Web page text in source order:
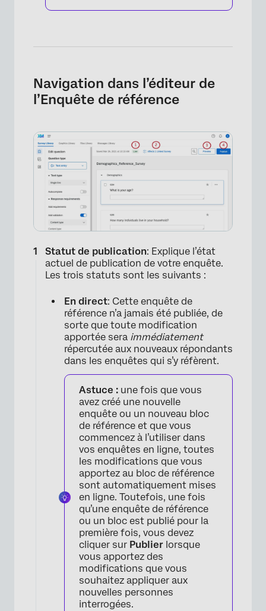
Navigation dans l’éditeur de
l’Enquête de référence
Statut de publication: Explique l’état
actuel de publication de votre enquête.
Les trois statuts sont les suivants :
En direct: Cette enquête de
référence n’a jamais été publiée, de
sorte que toute modification
apportée sera immédiatement
répercutée aux nouveaux répondants
dans les enquêtes qui s’y réfèrent.
Astuce : une fois que vous
avez créé une nouvelle
enquête ou un nouveau bloc
de référence et que vous
commencez à l’utiliser dans
vos enquêtes en ligne, toutes
les modifications que vous
apportez au bloc de référence
sont automatiquement mises
en ligne. Toutefois, une fois
qu’une enquête de référence
ou un bloc est publié pour la
première fois, vous devez
cliquer sur Publier lorsque
vous apportez des
modifications que vous
souhaitez appliquer aux
nouvelles personnes
interrogées.